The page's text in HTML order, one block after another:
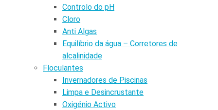
Controlo do pH
Cloro
Anti Algas
Equilíbrio da água – Corretores de
alcalinidade
Floculantes
Invernadores de Piscinas
Limpa e Desincrustante
Oxigénio Activo